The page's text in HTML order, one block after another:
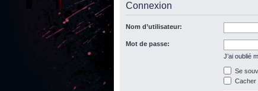
Connexion
Nom d’utilisateur:
Mot de passe:
J’ai oublié
Se
Cacher